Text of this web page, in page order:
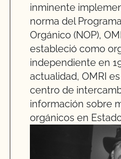
inminente
norma del
Orgánico (NOP),
estableció como
independiente en
actualidad, OMRI
centro de
información sobre
orgánicos en